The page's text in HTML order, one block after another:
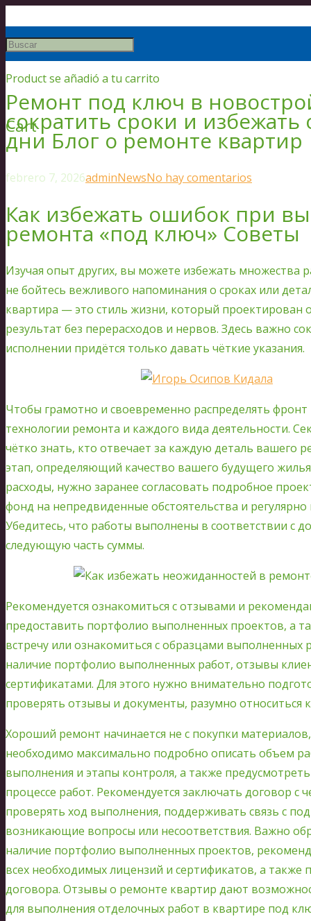
Productse añadió a tu carrito
Cart
Ремонт под ключ в
сократить сроки и
дни Блог о ремонте квартир
febrero 7, 2026adminNewsNo hay comentarios
Как избежать ошибок при
ремонта «под ключ» Советы
Изучая опыт других, вы можете избежать
не бойтесь вежливого напоминания о сроках или
квартира — это стиль жизни, который проектирован
результат без перерасходов и нервов. Здесь важно
исполнении придётся только давать чёткие указания.
Чтобы грамотно и своевременно распределять
технологии ремонта и каждого вида деятельности.
чётко знать, кто отвечает за каждую деталь вашего
этап, определяющий качество вашего будущего
расходы, нужно заранее согласовать подробное
фонд на непредвиденные обстоятельства и
Убедитесь, что работы выполнены в соответствии с
следующую часть суммы.
Рекомендуется ознакомиться с отзывами и
предоставить портфолио выполненных проектов, а
встречу или ознакомиться с образцами
наличие портфолио выполненных работ, отзывы
сертификатами. Для этого нужно внимательно
проверять отзывы и документы, разумно относиться
Хороший ремонт начинается не с покупки
необходимо максимально подробно описать объем
выполнения и этапы контроля, а также
процессе работ. Рекомендуется заключать договор с
проверять ход выполнения, поддерживать связь с
возникающие вопросы или несоответствия. Важно
наличие портфолио выполненных проектов,
всех необходимых лицензий и сертификатов, а также
договора. Отзывы о ремонте квартир дают
для выполнения отделочных работ в квартире под